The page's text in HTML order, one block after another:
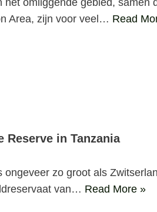
Area, zijn voor veel… Read
Reserve in Tanzania
ongeveer zo groot als
van… Read More »